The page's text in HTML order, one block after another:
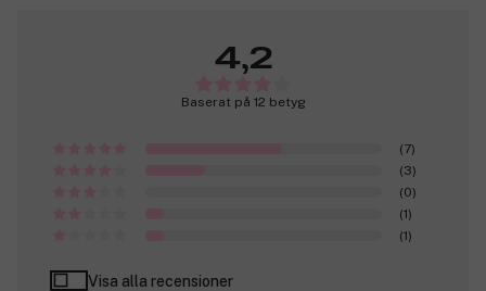
4,2
Baserat på 12 betyg
(7)
(3)
(0)
(1)
(1)
Visa alla recensioner